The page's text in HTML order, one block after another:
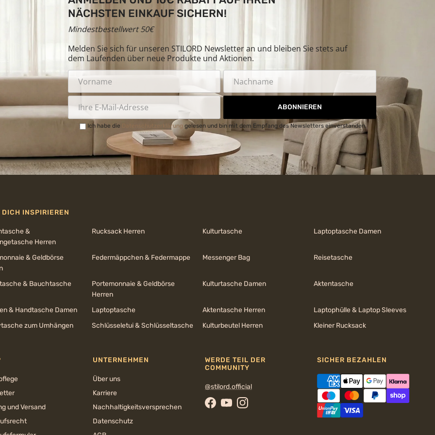
NÄCHSTEN EINKAUF SICHERN!
Mindestbestellwert 50€
Melden Sie sich für unseren STILORD Newsletter an und bleiben Sie stets auf
dem Laufenden über neue Produkte und Aktionen.
ABONNIEREN
Ich habe die Datenschutzerklärung gelesen und bin mit dem Empfang des Newsletters einverstanden.
INSPIRIEREN
&
Herren
Rucksack Herren Kulturtasche Laptoptasche Damen
& Geldbörse
Federmäppchen & Federmappe Messenger Bag Reisetasche
& Bauchtasche
Portemonnaie & Geldbörse
Herren
Kulturtasche Damen Aktentasche
& Handtasche Damen Laptoptasche Aktentasche Herren
Laptophülle & Laptop Sleeves
zum Umhängen
Schlüsseletui & Schlüsseltasche Kulturbeutel Herren Kleiner Rucksack
und Versand
UNTERNEHMEN
Über uns
Karriere
Nachhaltigkeits­versprechen
Datenschutz
WERDE TEIL DER
COMMUNITY
@stilord.official
Facebook
YouTubeInstagram
SICHER BEZAHLEN